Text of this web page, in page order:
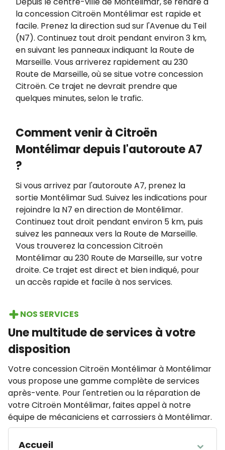
la concession Citroën Montélimar est rapide et
facile. Prenez la direction sud sur l'Avenue du Teil
(N7). Continuez tout droit pendant environ 3 km,
en suivant les panneaux indiquant la Route de
Marseille. Vous arriverez rapidement au 230
Route de Marseille, où se situe votre concession
Citroën. Ce trajet ne devrait prendre que
quelques minutes, selon le trafic.
Comment venir à Citroën
Montélimar depuis l'autoroute A7
?
Si vous arrivez par l'autoroute A7, prenez la
sortie Montélimar Sud. Suivez les indications pour
rejoindre la N7 en direction de Montélimar.
Continuez tout droit pendant environ 5 km, puis
suivez les panneaux vers la Route de Marseille.
Vous trouverez la concession Citroën
Montélimar au 230 Route de Marseille, sur votre
droite. Ce trajet est direct et bien indiqué, pour
un accès rapide et facile à nos services.
NOS SERVICES
Une multitude de services à votre
disposition
Votre concession Citroën Montélimar à Montélimar
vous propose une gamme complète de services
après-vente. Pour l'entretien ou la réparation de
votre Citroën Montélimar, faites appel à notre
équipe de mécaniciens et carrossiers à Montélimar.
Accueil